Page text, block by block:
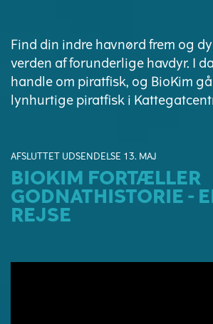
Find din indre havnørd frem og
verden af forunderlige havdyr. I
handle om piratfisk, og BioKim
lynhurtige piratfisk i
AFSLUTTET UDSENDELSE 13. MAJ
BIOKIM FORTÆLLER
GODNATHISTORIE -
REJSE